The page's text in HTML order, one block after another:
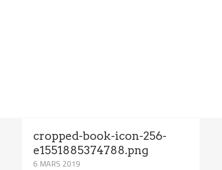
cropped-book-icon-256-
e1551885374788.png
6 MARS 2019